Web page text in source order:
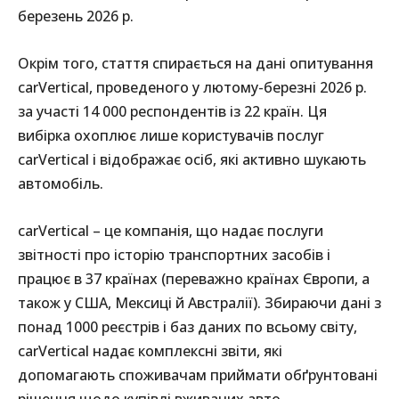
березень 2026 р.
Окрім того, стаття спирається на дані опитування
carVertical, проведеного у лютому-березні 2026 р.
за участі 14 000 респондентів із 22 країн. Ця
вибірка охоплює лише користувачів послуг
carVertical і відображає осіб, які активно шукають
автомобіль.
carVertical – це компанія, що надає послуги
звітності про історію транспортних засобів і
працює в 37 країнах (переважно країнах Європи, а
також у США, Мексиці й Австралії). Збираючи дані з
понад 1000 реєстрів і баз даних по всьому світу,
carVertical надає комплексні звіти, які
допомагають споживачам приймати обґрунтовані